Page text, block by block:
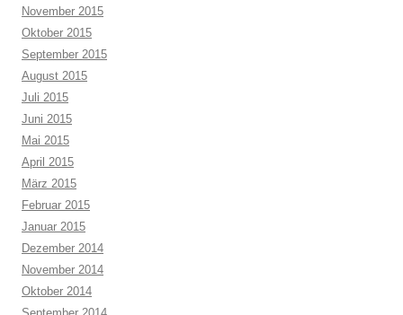
November 2015
Oktober 2015
September 2015
August 2015
Juli 2015
Juni 2015
Mai 2015
April 2015
März 2015
Februar 2015
Januar 2015
Dezember 2014
November 2014
Oktober 2014